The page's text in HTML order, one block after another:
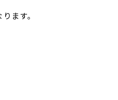
ます。